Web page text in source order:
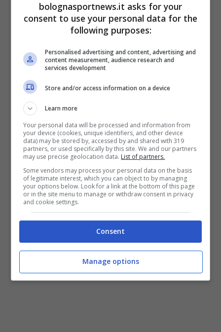
scudetto quest’anno. Certamente la
Segafredo sta crescendo di giorno in giorno
LEGGI ANCHE:Ramagli: “Mai avuto dubbi su
Pajola. Ora la Virtus sta meglio di Milano.
Dalmonte è una garanzia”
bolognasportnews.it asks for your
consent to use your personal data for the
following purposes:
Personalised advertising and content, advertising and
content measurement, audience research and
services development
Store and/or access information on a device
Learn more
Your personal data will be processed and information from
your device (cookies, unique identifiers, and other device
data) may be stored by, accessed by and shared with 319
partners, or used specifically by this site. We and our partners
may use precise geolocation data. List of partners.
Some vendors may process your personal data on the basis
of legitimate interest, which you can object to by managing
your options below. Look for a link at the bottom of this page
or in the site menu to manage or withdraw consent in privacy
and cookie settings.
Consent
Manage options